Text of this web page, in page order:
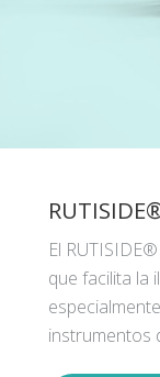
El
que facilita la
instrumentos